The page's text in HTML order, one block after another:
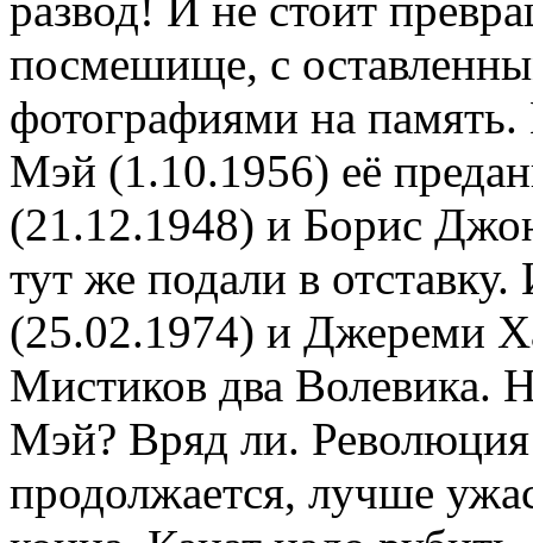
посмешище, с
фотографиями на
Мэй (1.10.1956) её
(21.12.1948) и Борис
тут же подали в
(25.02.1974) и Джереми
Мистиков два Волевика.
Мэй? Вряд ли. Революция
продолжается, лучше